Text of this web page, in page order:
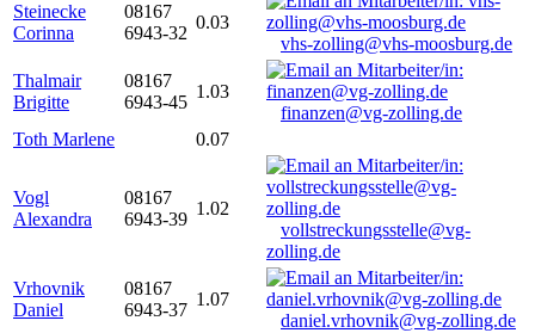
Steinecke
Corinna
08167
6943-32
0.03
vhs-zolling@vhs-moosburg.de
Thalmair
Brigitte
08167
6943-45
1.03
finanzen@vg-zolling.de
Toth Marlene
0.07
Vogl
Alexandra
08167
6943-39
1.02
vollstreckungsstelle@vg-
zolling.de
Vrhovnik
Daniel
08167
6943-37
1.07
daniel.vrhovnik@vg-zolling.de